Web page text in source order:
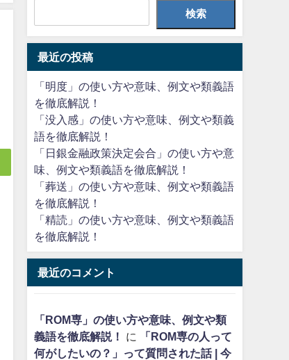
検索
最近の投稿
「明度」の使い方や意味、例文や類義語
を徹底解説！
「没入感」の使い方や意味、例文や類義
語を徹底解説！
「日銀金融政策決定会合」の使い方や意
味、例文や類義語を徹底解説！
「葬送」の使い方や意味、例文や類義語
を徹底解説！
「精読」の使い方や意味、例文や類義語
を徹底解説！
最近のコメント
「ROM専」の使い方や意味、例文や類
義語を徹底解説！
に
「ROM専の人って
何がしたいの？」って質問された話 | 今